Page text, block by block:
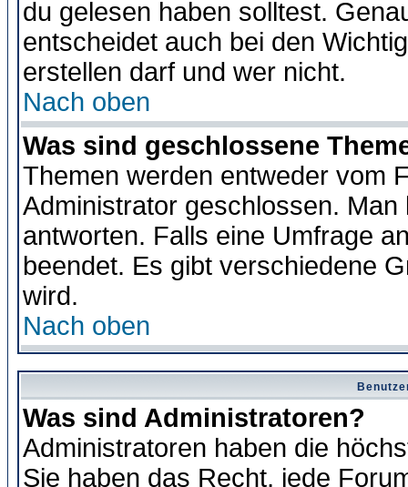
du gelesen haben solltest.
entscheidet auch bei den
erstellen darf und wer nicht.
Nach oben
Was sind geschlossene
Themen werden entweder vom
Administrator geschlossen.
antworten. Falls eine Umfrage
beendet. Es gibt verschiedene
wird.
Nach oben
Was sind Administratoren?
Administratoren haben die
Sie haben das Recht, jede